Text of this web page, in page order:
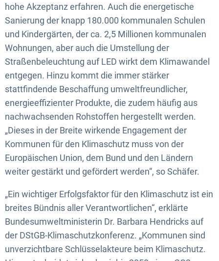
hohe Akzeptanz erfahren. Auch die energetische
Sanierung der knapp 180.000 kommunalen Schulen
und Kindergärten, der ca. 2,5 Millionen kommunalen
Wohnungen, aber auch die Umstellung der
Straßenbeleuchtung auf LED wirkt dem Klimawandel
entgegen. Hinzu kommt die immer stärker
stattfindende Beschaffung umweltfreundlicher,
energieeffizienter Produkte, die zudem häufig aus
nachwachsenden Rohstoffen hergestellt werden.
„Dieses in der Breite wirkende Engagement der
Kommunen für den Klimaschutz muss von der
Europäischen Union, dem Bund und den Ländern
weiter gestärkt und gefördert werden“, so Schäfer.
„Ein wichtiger Erfolgsfaktor für den Klimaschutz ist ein
breites Bündnis aller Verantwortlichen“, erklärte
Bundesumweltministerin Dr. Barbara Hendricks auf
der DStGB-Klimaschutzkonferenz. „Kommunen sind
unverzichtbare Schlüsselakteure beim Klimaschutz.